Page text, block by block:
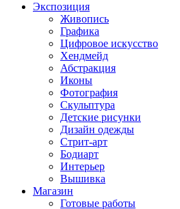
Экспозиция
Живопись
Графика
Цифровое искусство
Хендмейд
Абстракция
Иконы
Фотография
Скульптура
Детские рисунки
Дизайн одежды
Стрит-арт
Бодиарт
Интерьер
Вышивка
Магазин
Готовые работы